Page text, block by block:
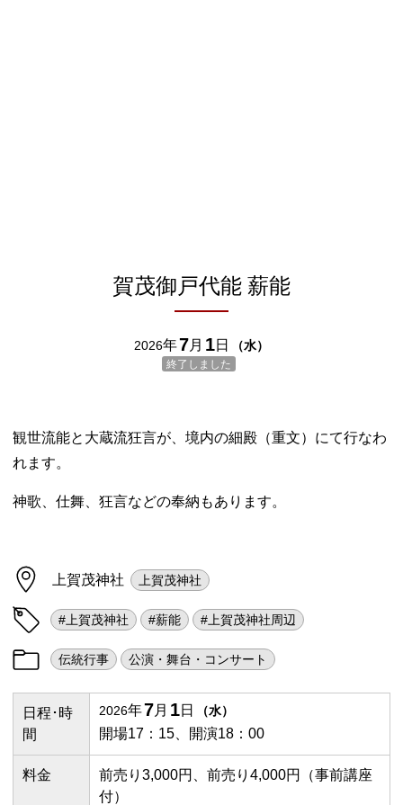
賀茂御戸代能 薪能
終了しました
2026年7月 1日 （水）
観世流能と大蔵流狂言が、境内の細殿（重文）にて行なわ
れます。
神歌、仕舞、狂言などの奉納もあります。
上賀茂神社 上賀茂神社
#上賀茂神社 #薪能 #上賀茂神社周辺
伝統行事 公演・舞台・コンサート
日程･時
間
2026年7月 1 日 （水）
開場17：15、開演18：00
料金
前売り3,000円、前売り4,000円（事前講座
付）